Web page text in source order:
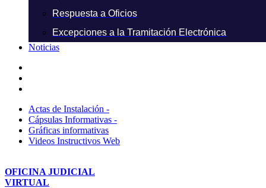
Respuesta a Oficios
Excepciones a la Tramitación Electrónica
Noticias
Actas de Instalación -
Cápsulas Informativas -
Gráficas informativas
Videos Instructivos Web
OFICINA JUDICIAL
VIRTUAL